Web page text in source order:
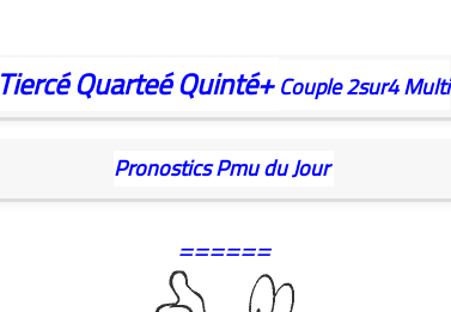
TiercéQuarteéQuinté+Couple2sur4Multi
Pronostics Pmu du Jour
======